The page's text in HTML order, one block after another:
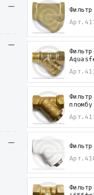
Арт.
Арт.
Арт.
Арт.